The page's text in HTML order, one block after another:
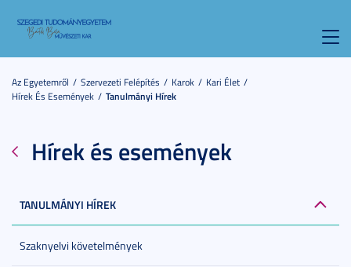
Az Egyetemről Szervezeti Felépítés Karok
Kari Élet
Hírek És Események
Tanulmányi Hírek
Hírek és események
TANULMÁNYI HÍREK
Szaknyelvi követelmények